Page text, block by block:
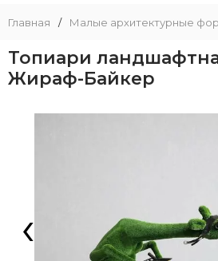
Главная / Малые архитектурные
Топиари
Жираф-Байкер
‹